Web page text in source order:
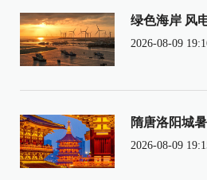
绿色海岸 风
2026-08-09
隋唐洛阳城
2026-08-09